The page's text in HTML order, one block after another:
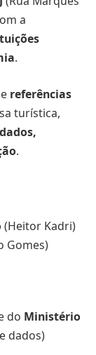
a
.
referências
turística,
.
(Heitor Kadri)
Gomes)
do Ministério
dados)